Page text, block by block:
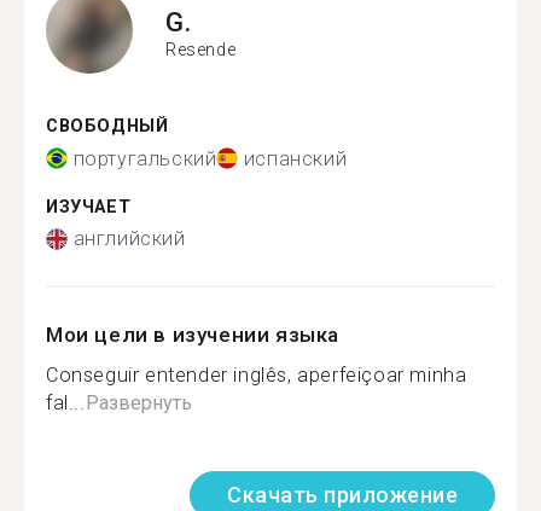
G.
Resende
СВОБОДНЫЙ
португальский испанский
ИЗУЧАЕТ
английский
Мои цели в изучении языка
Conseguir entender inglês, aperfeiçoar minha
fal...Развернуть
Скачать приложение